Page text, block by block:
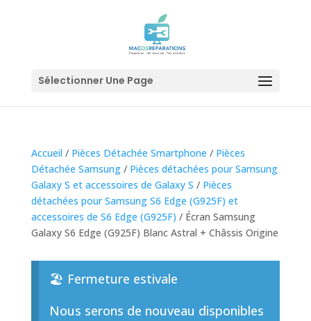
Sélectionner Une Page
Accueil / Pièces Détachée Smartphone / Pièces
Détachée Samsung/ Pièces détachées pour Samsung
Galaxy S et accessoires de Galaxy S / Pièces
détachées pour Samsung S6 Edge (G925F) et
accessoires de S6 Edge (G925F) / Écran Samsung
Galaxy S6 Edge (G925F) Blanc Astral + Châssis Origine
🏖️ Fermeture estivale
Nous serons de nouveau disponibles